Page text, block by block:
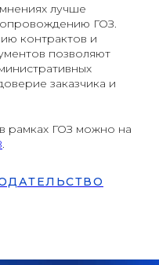
лучше
ГОЗ.
контрактов и
позволяют
заказчика и
рамках ГОЗ можно на